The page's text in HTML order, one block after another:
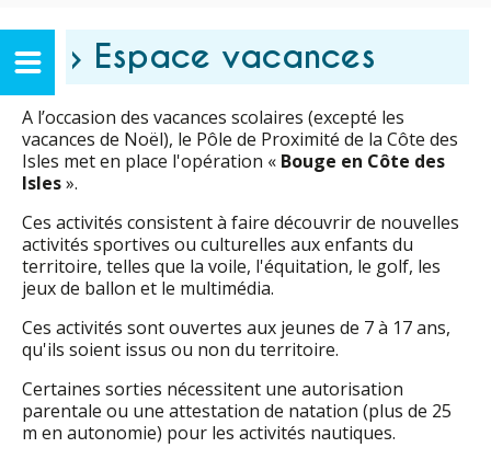
› Espace vacances
A l’occasion des vacances scolaires (excepté les
vacances de Noël), le Pôle de Proximité de la Côte des
Isles met en place l'opération « Bouge en Côte des
Isles».
Ces activités consistent à faire découvrir de nouvelles
activités sportives ou culturelles aux enfants du
territoire, telles que la voile, l'équitation, le golf, les
jeux de ballon et le multimédia.
Ces activités sont ouvertes aux jeunes de 7 à 17 ans,
qu'ils soient issus ou non du territoire.
Certaines sorties nécessitent une autorisation
parentale ou une attestation de natation (plus de 25
m en autonomie) pour les activités nautiques.